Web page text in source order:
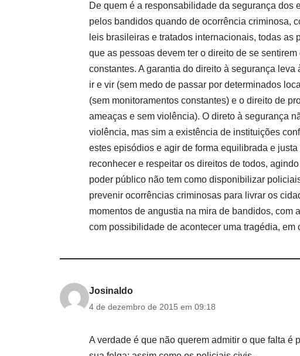
De quem é a responsabilidade da segurança dos
pelos bandidos quando de ocorrência criminosa,
leis brasileiras e tratados internacionais, todas
que as pessoas devem ter o direito de se
constantes. A garantia do direito à segurança
ir e vir (sem medo de passar por determinados
(sem monitoramentos constantes) e o direito de
ameaças e sem violência). O direto à segurança
violência, mas sim a existência de instituições
estes episódios e agir de forma equilibrada e
reconhecer e respeitar os direitos de todos,
poder público não tem como disponibilizar
prevenir ocorrências criminosas para livrar os
momentos de angustia na mira de bandidos, com
com possibilidade de acontecer uma tragédia,
Josinaldo
4 de dezembro de 2015 em 09:18
A verdade é que não querem admitir o que falta é